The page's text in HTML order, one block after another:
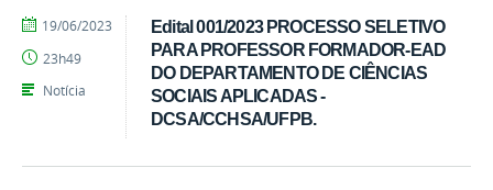
Edital 001/2023 PROCESSO SELETIVO
PARA PROFESSOR FORMADOR-EAD
DO DEPARTAMENTO DE CIÊNCIAS
SOCIAIS APLICADAS -
DCSA/CCHSA/UFPB.
por
publicado
19/06/2023
23h49
Notícia